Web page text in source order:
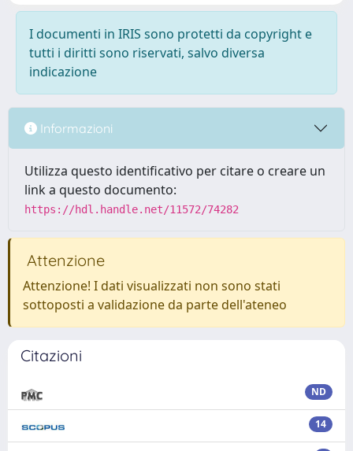
I documenti in IRIS sono protetti da copyright e
tutti i diritti sono riservati, salvo diversa
indicazione
Informazioni
Utilizza questo identificativo per citare o creare un
link a questo documento:
https://hdl.handle.net/11572/74282
Attenzione
Attenzione! I dati visualizzati non sono stati
sottoposti a validazione da parte dell'ateneo
Citazioni
ND
14